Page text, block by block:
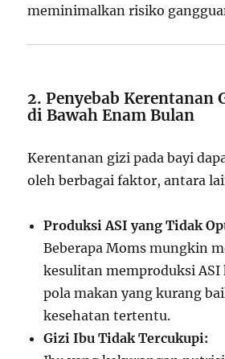
meminimalkan risiko
2. Penyebab Kerentanan
di Bawah Enam Bulan
Kerentanan gizi pada bayi
oleh berbagai faktor, antara
Produksi ASI yang Tidak
Beberapa Moms mungkin
kesulitan memproduksi ASI
pola makan yang kurang
kesehatan tertentu.
Gizi Ibu Tidak Tercukupi: